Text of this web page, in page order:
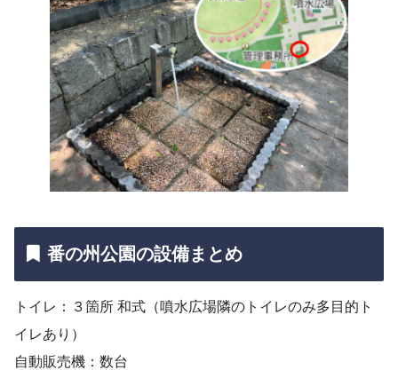
番の州公園の設備まとめ
トイレ：３箇所 和式（噴水広場隣のトイレのみ多目的ト
イレあり）
自動販売機：数台